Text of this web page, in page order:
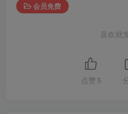
会员免费
喜欢就
点赞 5